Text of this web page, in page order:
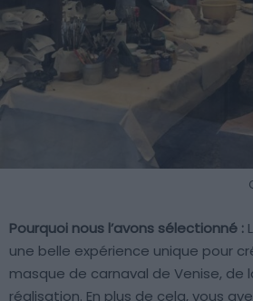
Pourquoi nous l’avons sélectionné :
une belle expérience unique pour
masque de carnaval de Venise, de
réalisation. En plus de cela, vous